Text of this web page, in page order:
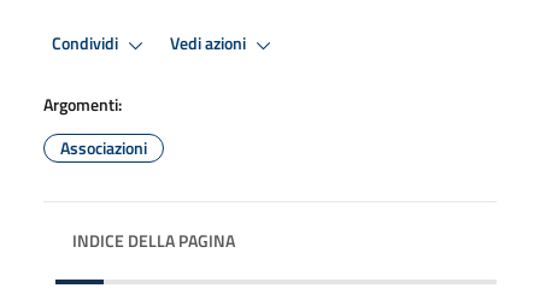
Condividi Vedi azioni
Argomenti:
Associazioni
INDICE DELLA PAGINA